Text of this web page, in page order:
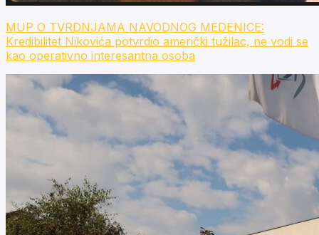
MUP O TVRDNJAMA NAVODNOG MEDENICE:
Kredibilitet Nikovića potvrdio američki tužilac, ne vodi se
kao operativno interesantna osoba